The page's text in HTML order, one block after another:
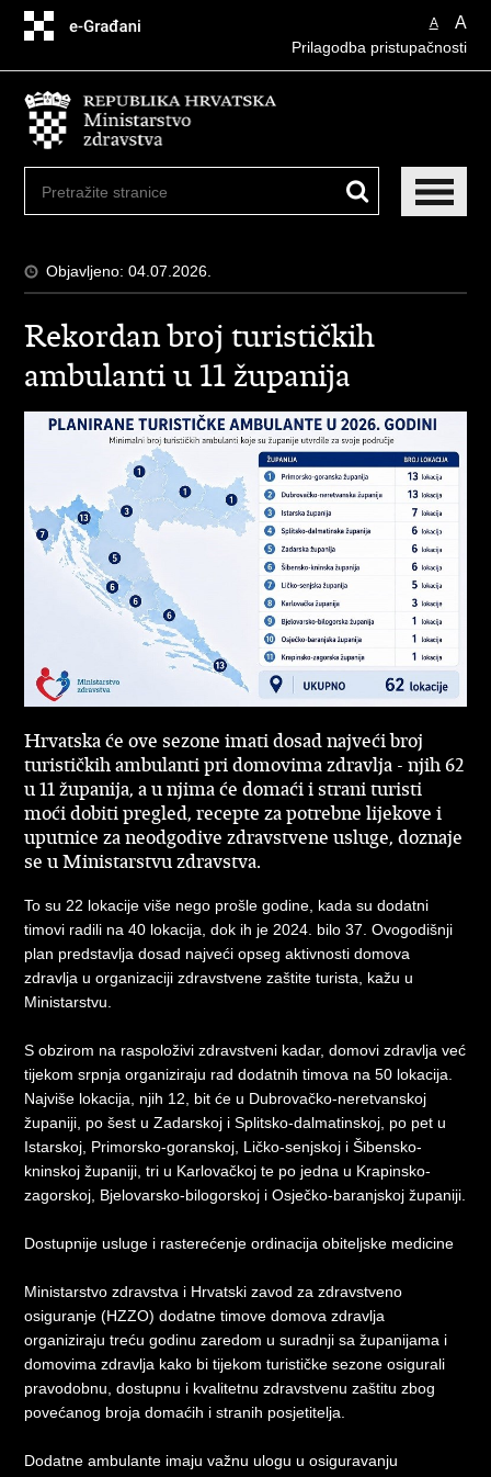
sadržaj
A A
Prilagodba pristupačnosti
Objavljeno: 04.07.2026.
Rekordan broj turističkih
ambulanti u 11 županija
Hrvatska će ove sezone imati dosad najveći broj
turističkih ambulanti pri domovima zdravlja - njih 62
u 11 županija, a u njima će domaći i strani turisti
moći dobiti pregled, recepte za potrebne lijekove i
uputnice za neodgodive zdravstvene usluge, doznaje
se u Ministarstvu zdravstva.
To su 22 lokacije više nego prošle godine, kada su dodatni
timovi radili na 40 lokacija, dok ih je 2024. bilo 37. Ovogodišnji
plan predstavlja dosad najveći opseg aktivnosti domova
zdravlja u organizaciji zdravstvene zaštite turista, kažu u
Ministarstvu.
S obzirom na raspoloživi zdravstveni kadar, domovi zdravlja već
tijekom srpnja organiziraju rad dodatnih timova na 50 lokacija.
Najviše lokacija, njih 12, bit će u Dubrovačko-neretvanskoj
županiji, po šest u Zadarskoj i Splitsko-dalmatinskoj, po pet u
Istarskoj, Primorsko-goranskoj, Ličko-senjskoj i Šibensko-
kninskoj županiji, tri u Karlovačkoj te po jedna u Krapinsko-
zagorskoj, Bjelovarsko-bilogorskoj i Osječko-baranjskoj županiji.
Dostupnije usluge i rasterećenje ordinacija obiteljske medicine
Ministarstvo zdravstva i Hrvatski zavod za zdravstveno
osiguranje (HZZO) dodatne timove domova zdravlja
organiziraju treću godinu zaredom u suradnji sa županijama i
domovima zdravlja kako bi tijekom turističke sezone osigurali
pravodobnu, dostupnu i kvalitetnu zdravstvenu zaštitu zbog
povećanog broja domaćih i stranih posjetitelja.
Dodatne ambulante imaju važnu ulogu u osiguravanju